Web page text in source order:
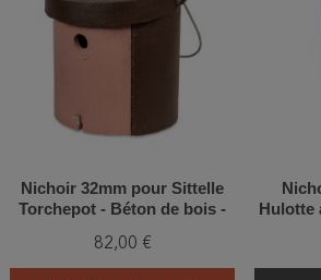
Nichoir 32mm pour Sittelle
Torchepot - Béton de bois -
82,00 €
Hulotte